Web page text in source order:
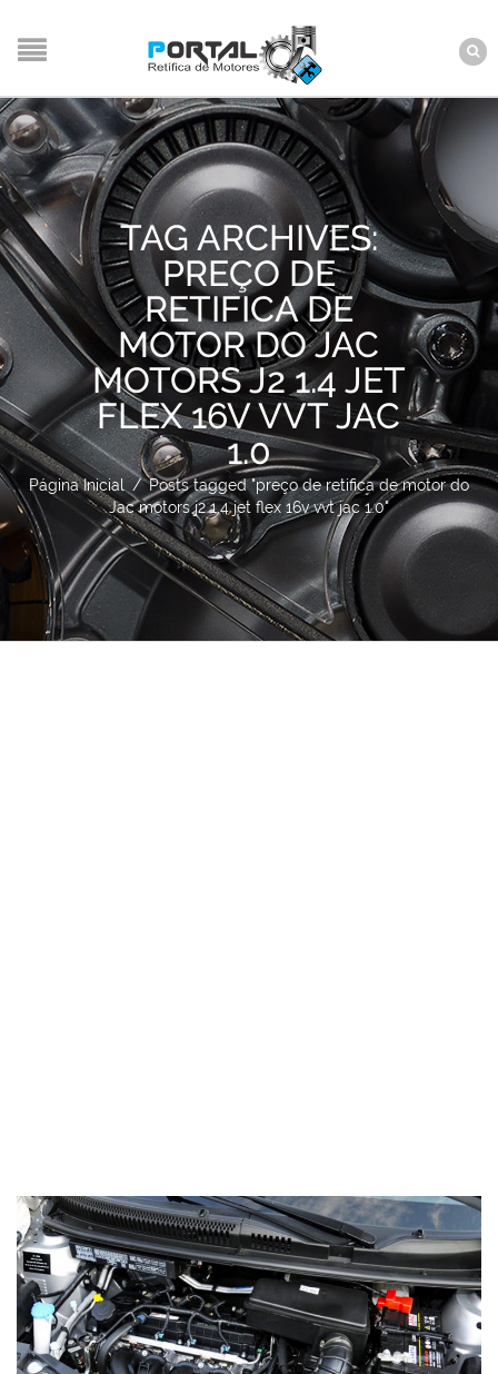
TAG ARCHIVES:
PREÇO DE
RETIFICA DE
MOTOR DO JAC
MOTORS J2 1.4 JET
FLEX 16V VVT JAC
1.0
Página Inicial / Posts tagged "preço de retifica de motor do
Jac motors j2 1.4 jet flex 16v vvt jac 1.0"